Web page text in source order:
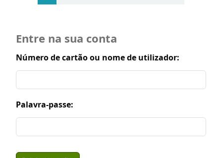
Entre na sua conta
Número de cartão ou nome de utilizador:
Palavra-passe: